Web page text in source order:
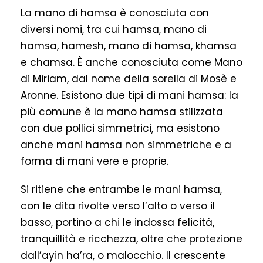
La mano di hamsa è conosciuta con
diversi nomi, tra cui hamsa, mano di
hamsa, hamesh, mano di hamsa, khamsa
e chamsa. È anche conosciuta come Mano
di Miriam, dal nome della sorella di Mosè e
Aronne. Esistono due tipi di mani hamsa: la
più comune è la mano hamsa stilizzata
con due pollici simmetrici, ma esistono
anche mani hamsa non simmetriche e a
forma di mani vere e proprie.
Si ritiene che entrambe le mani hamsa,
con le dita rivolte verso l’alto o verso il
basso, portino a chi le indossa felicità,
tranquillità e ricchezza, oltre che protezione
dall’ayin ha’ra, o malocchio. Il crescente